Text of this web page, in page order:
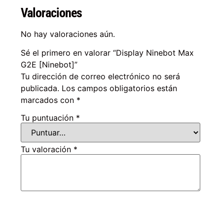
Valoraciones
No hay valoraciones aún.
Sé el primero en valorar “Display Ninebot Max
G2E [Ninebot]”
Tu dirección de correo electrónico no será
publicada. Los campos obligatorios están
marcados con *
Tu puntuación *
Tu valoración *